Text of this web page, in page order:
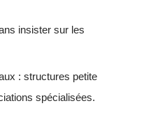
insister sur les
: structures petite
spécialisées.